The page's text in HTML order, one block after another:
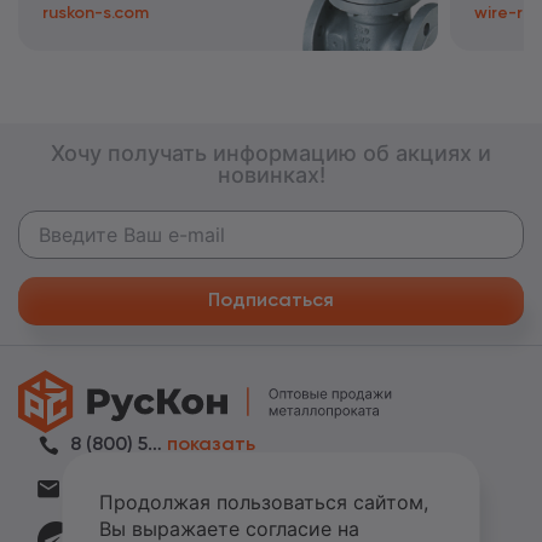
ruskon-s.com wire-
Хочу получать информацию об акциях и
новинках!
Подписаться
8 (800) 505-42-06 показать
Продолжая пользоваться сайтом,
Вы выражаете согласие на